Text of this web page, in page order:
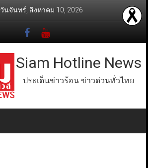
วันจันทร์, สิงหาคม 10, 2026
Siam Hotline News
ประเด็นข่าวร้อน ข่าวด่วนทั่วไทย